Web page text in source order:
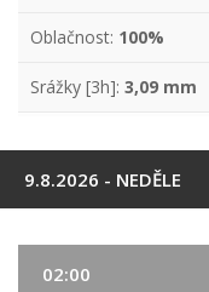
Oblačnost: 100%
Srážky [3h]: 3,09 mm
9.8.2026 - NEDĚLE
02:00